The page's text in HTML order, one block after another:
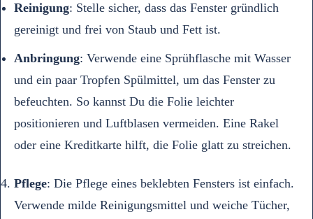
Reinigung: Stelle sicher, dass das Fenster gründlich
gereinigt und frei von Staub und Fett ist.
Anbringung: Verwende eine Sprühflasche mit Wasser
und ein paar Tropfen Spülmittel, um das Fenster zu
befeuchten. So kannst Du die Folie leichter
positionieren und Luftblasen vermeiden. Eine Rakel
oder eine Kreditkarte hilft, die Folie glatt zu streichen.
Pflege: Die Pflege eines beklebten Fensters ist einfach.
Verwende milde Reinigungsmittel und weiche Tücher,